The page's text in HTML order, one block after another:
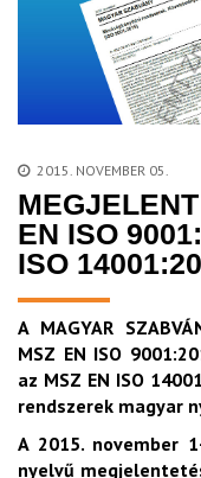
2015. NOVEMBER 05.
EN ISO
ISO
A MAGYAR
MSZ EN ISO
az MSZ EN ISO
rendszerek magyar
A 2015. november
nyelvű